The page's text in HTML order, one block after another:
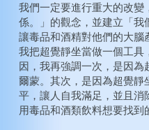
我們一定要進行重大的改變
係。」的觀念，並建立「我
讓毒品和酒精對他們的大腦
我把超覺靜坐當做一個工具
因，我再強調一次，是因
爾蒙。其次，是因為超覺靜
平，讓人自我滿足，並且消
用毒品和酒類飲料想要找到